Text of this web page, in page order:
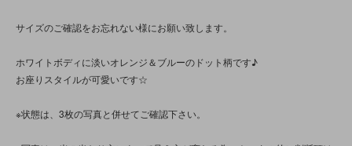
サイズのご確認をお忘れない様にお願い致します。
ホワイトボディに淡いオレンジ＆ブルーのドット柄です♪
お座りスタイルが可愛いです☆
※状態は、3枚の写真と併せてご確認下さい。